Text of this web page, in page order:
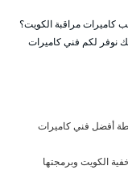
مراقبة الكويت؟
نوفر لكم فني كاميرات
أفضل فني كاميرات
الكويت وبرمجتها